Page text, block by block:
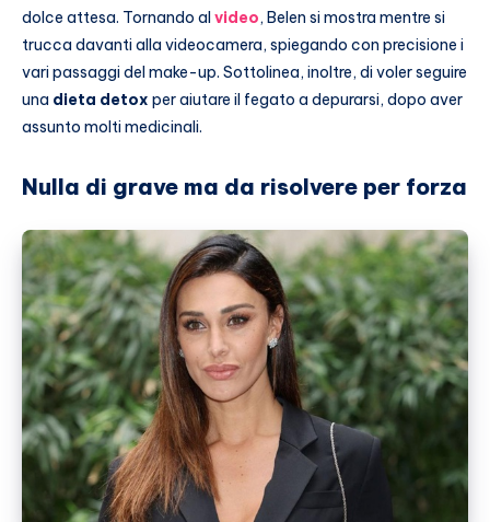
dolce attesa. Tornando al video, Belen si mostra mentre si
trucca davanti alla videocamera, spiegando con precisione i
vari passaggi del make-up. Sottolinea, inoltre, di voler seguire
una dieta detox per aiutare il fegato a depurarsi, dopo aver
assunto molti medicinali.
Nulla di grave ma da risolvere per forza